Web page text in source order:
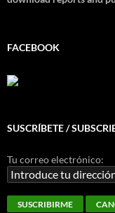
FACEBOOK
SUSCRÍBETE /
Tu correo electrónico: